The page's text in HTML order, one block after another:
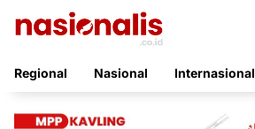
Regional
Nasional Internasional